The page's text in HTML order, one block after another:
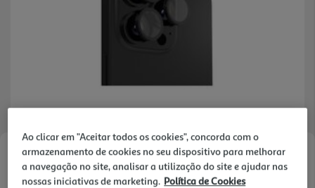
Faça a sua avaliação
3665257661663
Ao clicar em "Aceitar todos os cookies", concorda com o
armazenamento de cookies no seu dispositivo para melhorar
a navegação no site, analisar a utilização do site e ajudar nas
nossas iniciativas de marketing. Política de Cookies